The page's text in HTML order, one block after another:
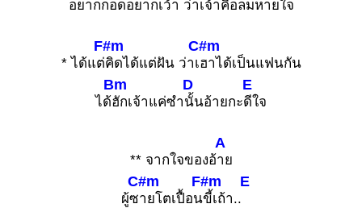
อยากกอดอยากเว้า ว่าเจ้าคือลมหายใจ
* ได้แต่
F#m
คิดได้แต่ฝัน ว่าเ
C#m
ฮาได้เป็นแฟนกัน
ได้
Bm
ฮักเจ้าแค่ซำ
D
นั้นอ้ายกะ
E
ดีใจ
** จากใจของอ้
A
าย
ผู้ซ
C#m
ายโตเปื้อน
F#m
ขี้เถ้า..
E